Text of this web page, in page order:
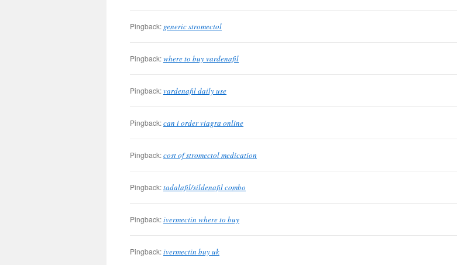
Pingback: generic stromectol
Pingback:where to buy vardenafil
Pingback:vardenafil daily use
Pingback:can i order viagra online
Pingback:cost of stromectol medication
Pingback:tadalafil/sildenafil combo
Pingback:ivermectin where to buy
Pingback:ivermectin buy uk